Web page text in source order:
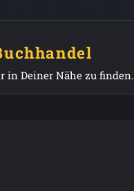
in Deiner Nähe zu finden.